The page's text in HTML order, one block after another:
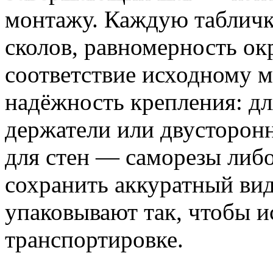
монтажу. Каждую
сколов, равномерность
соответствие исходному
надёжность крепления:
держатели или
для стен — саморезы
сохранить аккуратный
упаковывают так, чтобы
транспортировке.